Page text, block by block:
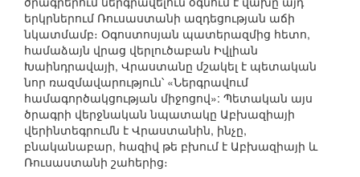
երկրներում Ռուսաստանի ազդեցության աճի
նկատմամբ։ Օգոստոսյան պատերազմից հետո,
համաձայն վրաց վերլուծաբան Իվլիան
Խաինդրավայի, Վրաստանը մշակել է պետական
նոր ռազմավարություն՝ «Ներգրավում
համագործակցության միջոցով»: Պետական այս
ծրագրի վերջնական նպատակը Աբխազիայի
վերինտեգրումն է Վրաստանին, ինչը,
բնականաբար, հազիվ թե բխում է Աբխազիայի և
Ռուսաստանի շահերից։